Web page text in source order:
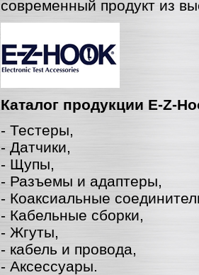
современный продукт из
Каталог продукции E-Z-
- Тестеры,
- Датчики,
- Щупы,
- Разъемы и адаптеры,
- Коаксиальные
- Кабельные сборки,
- Жгуты,
- кабель и провода,
- Аксессуары.